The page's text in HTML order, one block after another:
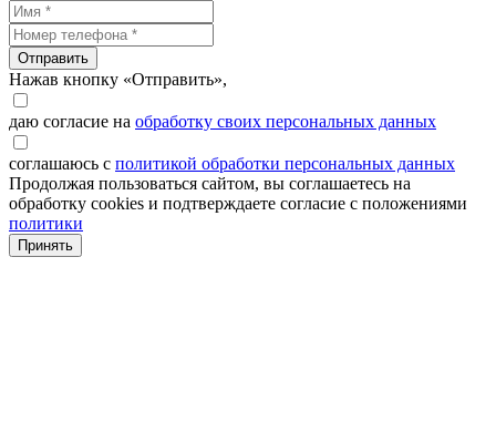
Отправить
Нажав кнопку «Отправить»,
даю согласие на обработку своих персональных данных
соглашаюсь с политикой обработки персональных данных
Продолжая пользоваться сайтом, вы соглашаетесь на
обработку cookies и подтверждаете согласие с положениями
политики
Принять